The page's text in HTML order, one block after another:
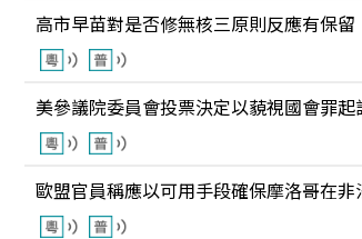
高市早苗對是否修無核三原則反應有保留
美參議院委員會投票決定以藐視國會罪起
歐盟官員稱應以可用手段確保摩洛哥在